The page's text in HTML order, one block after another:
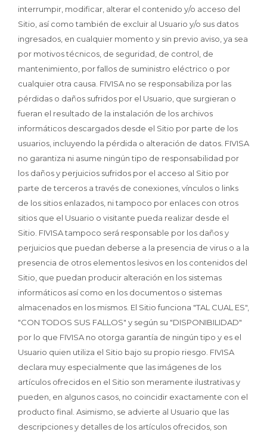
interrumpir, modificar, alterar el contenido y/o acceso del
Sitio, así como también de excluir al Usuario y/o sus datos
ingresados, en cualquier momento y sin previo aviso, ya sea
por motivos técnicos, de seguridad, de control, de
mantenimiento, por fallos de suministro eléctrico o por
cualquier otra causa. FIVISA no se responsabiliza por las
pérdidas o daños sufridos por el Usuario, que surgieran o
fueran el resultado de la instalación de los archivos
informáticos descargados desde el Sitio por parte de los
usuarios, incluyendo la pérdida o alteración de datos. FIVISA
no garantiza ni asume ningún tipo de responsabilidad por
los daños y perjuicios sufridos por el acceso al Sitio por
parte de terceros a través de conexiones, vínculos o links
de los sitios enlazados, ni tampoco por enlaces con otros
sitios que el Usuario o visitante pueda realizar desde el
Sitio. FIVISA tampoco será responsable por los daños y
perjuicios que puedan deberse a la presencia de virus o a la
presencia de otros elementos lesivos en los contenidos del
Sitio, que puedan producir alteración en los sistemas
informáticos así como en los documentos o sistemas
almacenados en los mismos. El Sitio funciona "TAL CUAL ES",
"CON TODOS SUS FALLOS" y según su "DISPONIBILIDAD"
por lo que FIVISA no otorga garantía de ningún tipo y es el
Usuario quien utiliza el Sitio bajo su propio riesgo. FIVISA
declara muy especialmente que las imágenes de los
artículos ofrecidos en el Sitio son meramente ilustrativas y
pueden, en algunos casos, no coincidir exactamente con el
producto final. Asimismo, se advierte al Usuario que las
descripciones y detalles de los artículos ofrecidos, son